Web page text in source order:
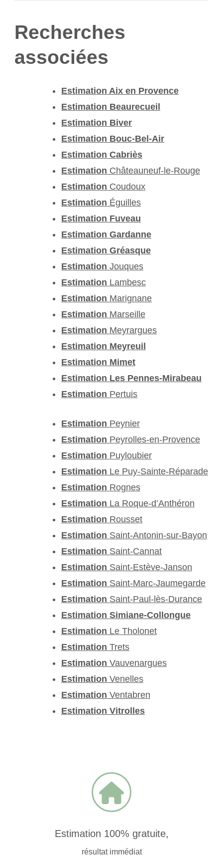
Recherches
associées
Estimation Aix en Provence
Estimation Beaurecueil
Estimation Biver
Estimation Bouc-Bel-Air
Estimation Cabriès
Estimation Châteauneuf-le-Rouge
Estimation Coudoux
Estimation Éguilles
Estimation Fuveau
Estimation Gardanne
Estimation Gréasque
Estimation Jouques
Estimation Lambesc
Estimation Marignane
Estimation Marseille
Estimation Meyrargues
Estimation Meyreuil
Estimation Mimet
Estimation Les Pennes-Mirabeau
Estimation Pertuis
Estimation Peynier
Estimation Peyrolles-en-Provence
Estimation Puyloubier
Estimation Le Puy-Sainte-Réparade
Estimation Rognes
Estimation La Roque-d’Anthéron
Estimation Rousset
Estimation Saint-Antonin-sur-Bayon
Estimation Saint-Cannat
Estimation Saint-Estève-Janson
Estimation Saint-Marc-Jaumegarde
Estimation Saint-Paul-lès-Durance
Estimation Simiane-Collongue
Estimation Le Tholonet
Estimation Trets
Estimation Vauvenargues
Estimation Venelles
Estimation Ventabren
Estimation Vitrolles
Estimation 100% gratuite,
résultat immédiat